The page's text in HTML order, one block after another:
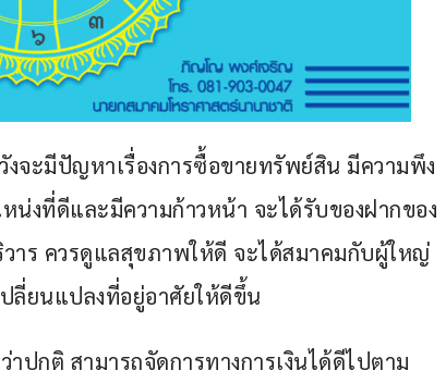
งจะมีปัญหาเรื่องการซื้อขายทรัพย์สิน มีความพึง
น่งที่ดีและมีความก้าวหน้า จะได้รับของฝากของ
วาร ควรดูแลสุขภาพให้ดี จะได้สมาคมกับผู้ใหญ่
ลี่ยนแปลงที่อยู่อาศัยให้ดีขึ้น
าปกติ สามารถจัดการทางการเงินได้ดีไปตาม